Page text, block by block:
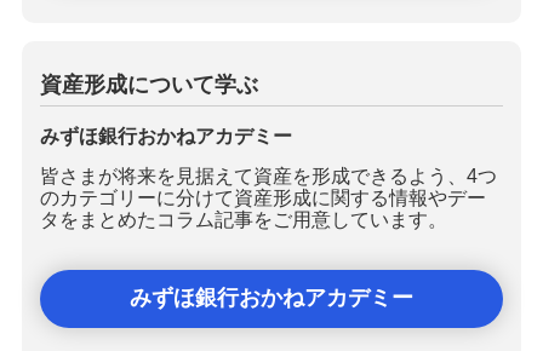
資産形成について学ぶ
みずほ銀行おかねアカデミー
皆さまが将来を見据えて資産を形成できるよう、4つ
のカテゴリーに分けて資産形成に関する情報やデー
タをまとめたコラム記事をご用意しています。
みずほ銀行おかねアカデミー